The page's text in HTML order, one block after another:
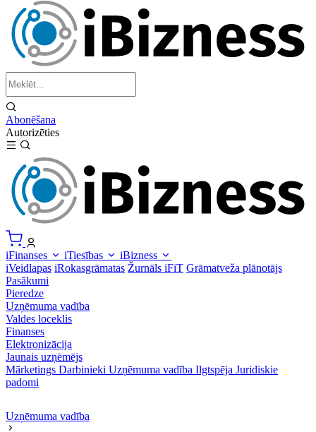
Abonēšana
Autorizēties
iFinanses iTiesības
iBizness
iVeidlapas iRokasgrāmatas Žurnāls iFiT Grāmatveža plānotājs
Pasākumi
Pieredze
Uzņēmuma vadība
Valdes loceklis
Finanses
Elektronizācija
Jaunais uzņēmējs
Mārketings Darbinieki Uzņēmuma vadība Ilgtspēja Juridiskie
padomi
Uzņēmuma vadība